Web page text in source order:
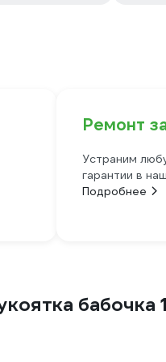
Ремонт
Устраним
гарантии в
Подробнее
бабочка